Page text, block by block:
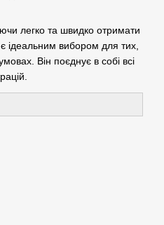
легко та швидко отримати
ідеальним вибором для тих,
Він поєднує в собі всі